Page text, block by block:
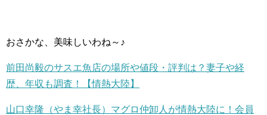
おさかな、美味しいわね～♪
前田尚毅のサスエ魚店の場所や値段・評判は？妻子や経
歴、年収も調査！【情熱大陸】
山口幸隆（やま幸社長）マグロ仲卸人が情熱大陸に！会員